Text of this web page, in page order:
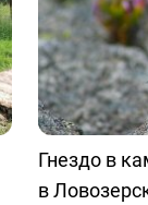
Гнездо в
в